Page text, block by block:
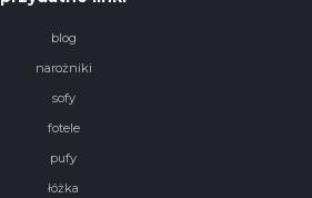
blog
narożniki
sofy
fotele
pufy
łóżka